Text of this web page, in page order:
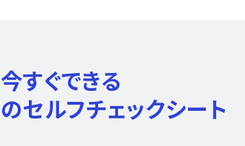
今すぐできる
セルフチェックシート